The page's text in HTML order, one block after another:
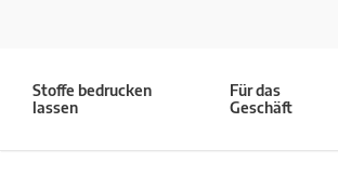
Stoffe bedrucken
lassen
Für das
Geschäft